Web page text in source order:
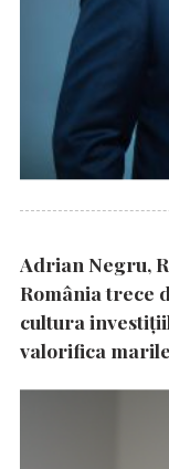
Adrian Negru,
România trece
cultura
valorifica